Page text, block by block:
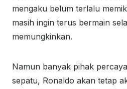
mengaku belum terlalu
masih ingin terus bermain
memungkinkan.
Namun banyak pihak
sepatu, Ronaldo akan tetap